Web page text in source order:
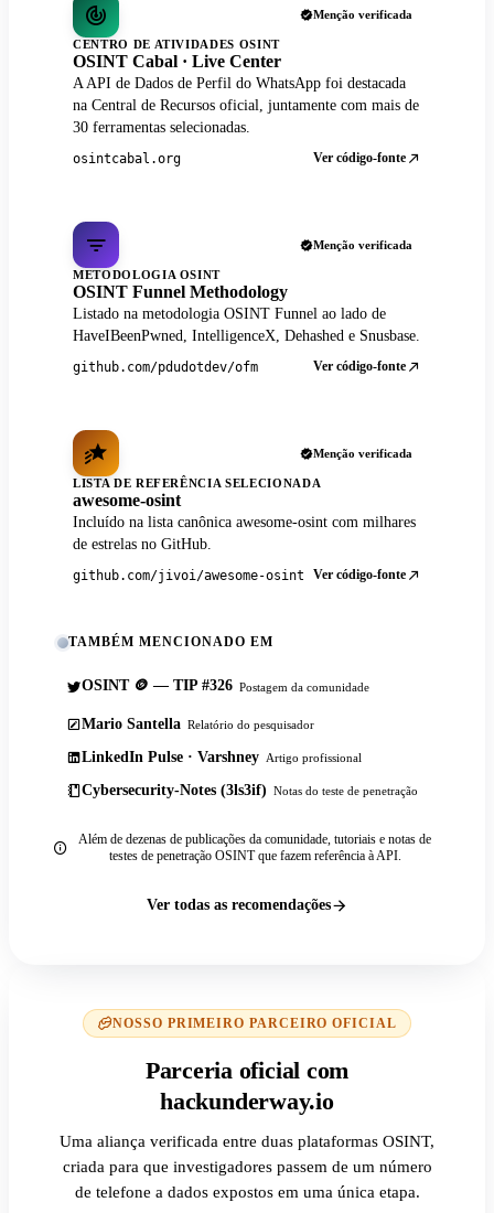
Menção verificada
CENTRO DE ATIVIDADES OSINT
OSINT Cabal · Live Center
A API de Dados de Perfil do WhatsApp foi destacada
na Central de Recursos oficial, juntamente com mais de
30 ferramentas selecionadas.
osintcabal.org Ver código-fonte
Menção verificada
METODOLOGIA OSINT
OSINT Funnel Methodology
Listado na metodologia OSINT Funnel ao lado de
HaveIBeenPwned, IntelligenceX, Dehashed e Snusbase.
github.com/pdudotdev/ofm Ver código-fonte
Menção verificada
LISTA DE REFERÊNCIA SELECIONADA
awesome-osint
Incluído na lista canônica awesome-osint com milhares
de estrelas no GitHub.
github.com/jivoi/awesome-osint Ver código-fonte
TAMBÉM MENCIONADO EM
OSINT 🪙 — TIP #326 Postagem da comunidade
Mario Santella Relatório do pesquisador
LinkedIn Pulse · Varshney Artigo profissional
Cybersecurity-Notes (3ls3if) Notas do teste de penetração
Além de dezenas de publicações da comunidade, tutoriais e notas de
testes de penetração OSINT que fazem referência à API.
Ver todas as recomendações
NOSSO PRIMEIRO PARCEIRO OFICIAL
Parceria oficial com
hackunderway.io
Uma aliança verificada entre duas plataformas OSINT,
criada para que investigadores passem de um número
de telefone a dados expostos em uma única etapa.